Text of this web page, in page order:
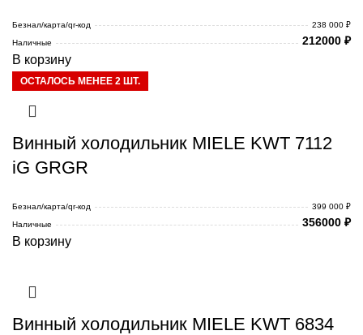
Безнал/карта/qr-код
238 000 ₽
Наличные
212000 ₽
В корзину
ОСТАЛОСЬ МЕНЕЕ 2 ШТ.
Винный холодильник MIELE KWT 7112
iG GRGR
Безнал/карта/qr-код
399 000 ₽
Наличные
356000 ₽
В корзину
Винный холодильник MIELE KWT 6834